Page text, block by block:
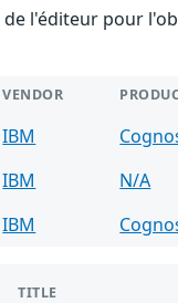
l'éditeur pour
VENDOR
IBM
IBM
N/A
IBM
TITLE